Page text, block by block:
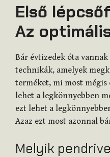
Első
Az
Bár évtizedek óta
technikák, amelyek
terméket, mi most
lehet a legkönnyebben
ezt lehet a
Azaz ezt most azonnal
Melyik